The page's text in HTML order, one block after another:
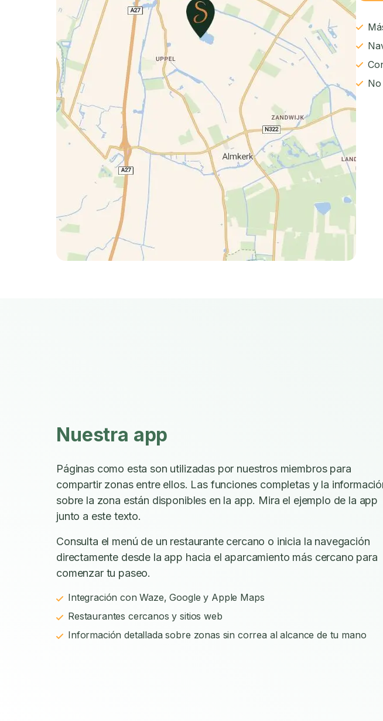
No
Nuestra app
Páginas como esta son utilizadas por nuestros miembros para
compartir zonas entre ellos. Las funciones completas y la
sobre la zona están disponibles en la app. Mira el ejemplo de la app
junto a este texto.
Consulta el menú de un restaurante cercano o inicia la navegación
directamente desde la app hacia el aparcamiento más cercano para
comenzar tu paseo.
Integración con Waze, Google y Apple Maps
Restaurantes cercanos y sitios web
Información detallada sobre zonas sin correa al alcance de tu mano